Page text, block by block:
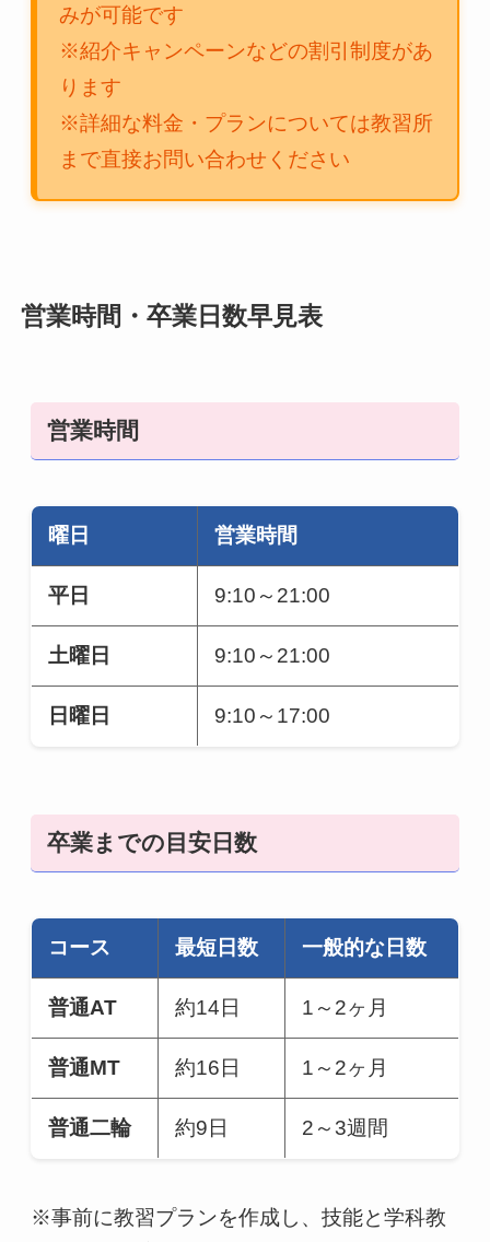
みが可能です
※紹介キャンペーンなどの割引制度があ
ります
※詳細な料金・プランについては教習所
まで直接お問い合わせください
営業時間・卒業日数早見表
営業時間
曜日 営業時間
平日 9:10～21:00
土曜日 9:10～21:00
日曜日 9:10～17:00
卒業までの目安日数
コース 最短日数 一般的な日数
普通AT 約14日 1～2ヶ月
普通MT 約16日 1～2ヶ月
普通二輪 約9日 2～3週間
※事前に教習プランを作成し、技能と学科教